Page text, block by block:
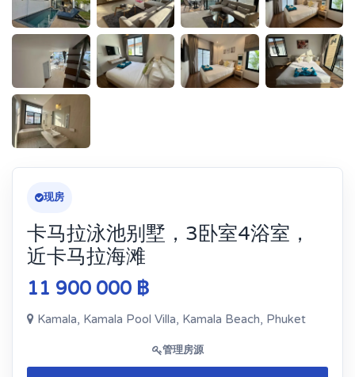
现房
卡马拉泳池别墅，3卧室4浴室，
近卡马拉海滩
11 900 000 ฿
Kamala, Kamala Pool Villa, Kamala Beach, Phuket
管理房源